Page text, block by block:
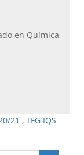
en Química
21 , TFG IQS